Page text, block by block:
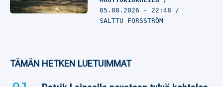
05.08.2026 - 22:48
SALTTU FORSSTRÖM
TÄMÄN HETKEN LUETUIMMAT